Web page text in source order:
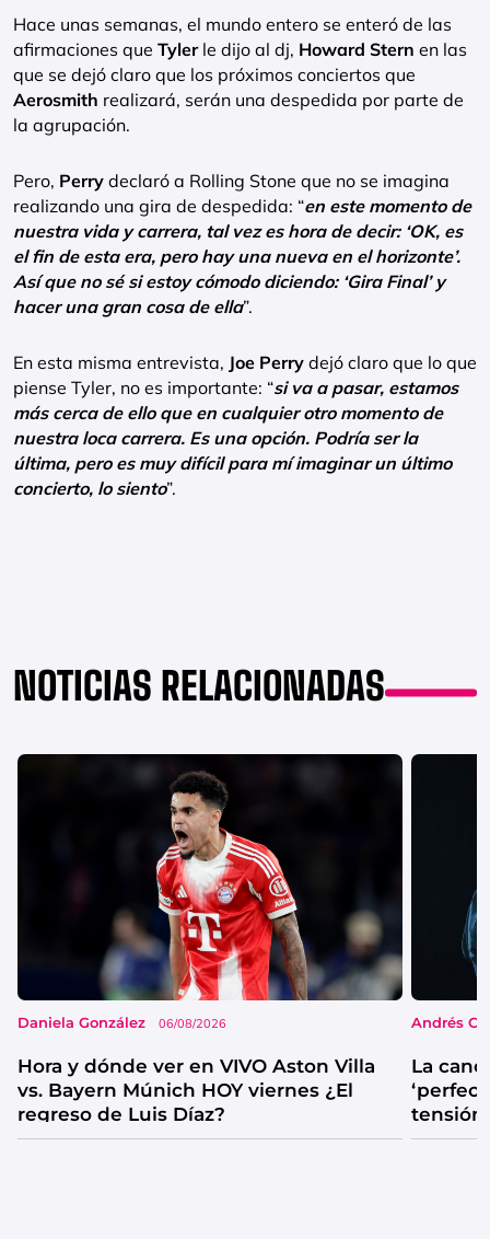
Hace unas semanas, el mundo entero se enteró de las
afirmaciones que Tylerle dijo al dj, Howard Stern en las
que se dejó claro que los próximos conciertos que
Aerosmith realizará, serán una despedida por parte de
la agrupación.
Pero, Perry declaró a Rolling Stone que no se imagina
realizando una gira de despedida: “en este momento de
nuestra vida y carrera, tal vez es hora de decir: ‘OK, es
el fin de esta era, pero hay una nueva en el horizonte’.
Así que no sé si estoy cómodo diciendo: ‘Gira Final’ y
hacer una gran cosa de ella”.
En esta misma entrevista, Joe Perry dejó claro que lo que
piense Tyler, no es importante: “si va a pasar, estamos
más cerca de ello que en cualquier otro momento de
nuestra loca carrera. Es una opción. Podría ser la
última, pero es muy difícil para mí imaginar un último
concierto, lo siento”.
NOTICIAS RELACIONADAS
Daniela González 06/08/2026
Hora y dónde ver en VIVO Aston Villa
vs. Bayern Múnich HOY viernes ¿El
regreso de Luis Díaz?
Andrés
La
tensión
catarsis